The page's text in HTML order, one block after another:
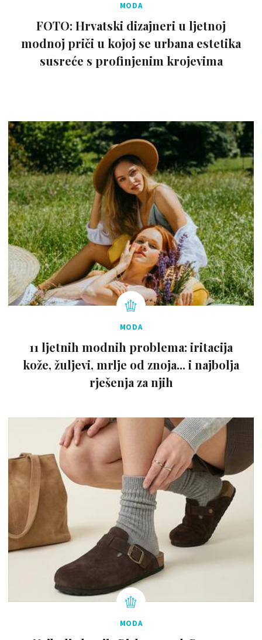
MODA
FOTO: Hrvatski dizajneri u ljetnoj
modnoj priči u kojoj se urbana estetika
susreće s profinjenim krojevima
MODA
11 ljetnih modnih problema: iritacija
kože, žuljevi, mrlje od znoja... i najbolja
rješenja za njih
MODA